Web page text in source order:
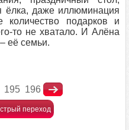
ёлка, даже иллюминация
подарков и
то не хватало. И Алёна
её семьи.
195 196
переход